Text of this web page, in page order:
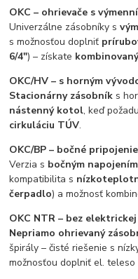
OKC – ohrievače s
Univerzálne zásobníky s
s možnosťou doplniť
6/4") – získate
OKC/HV – s horným
Stacionárny zásobník s
nástenný kotol, keď
cirkuláciu TÚV.
OKC/BP – bočné
Verzia s bočným napojením
kompatibilita s
čerpadlo) a možnosť
OKC NTR – bez
Nepriamo ohrievaný
špirály – čisté riešenie s
možnosťou doplniť el.